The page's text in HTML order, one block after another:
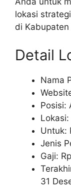
lokasi
di Kabupaten
Detail
Nama
Posisi:
Untuk:
Jenis
Gaji: Rp
31